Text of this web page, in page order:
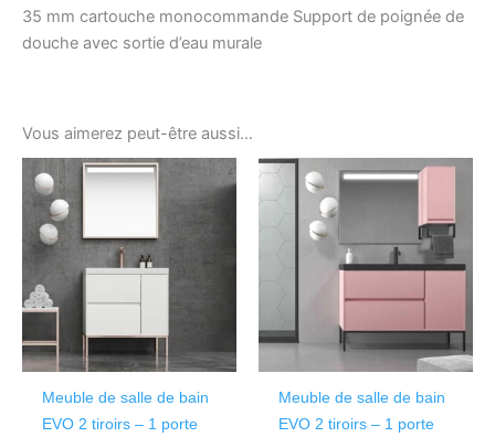
35 mm cartouche monocommande Support de poignée de
douche avec sortie d’eau murale
Vous aimerez peut-être aussi…
Meuble de salle de bain
EVO 2 tiroirs – 1 porte
Ce
produit
options
peuvent
Meuble de salle de bain
EVO 2 tiroirs – 1 porte
Ce
a